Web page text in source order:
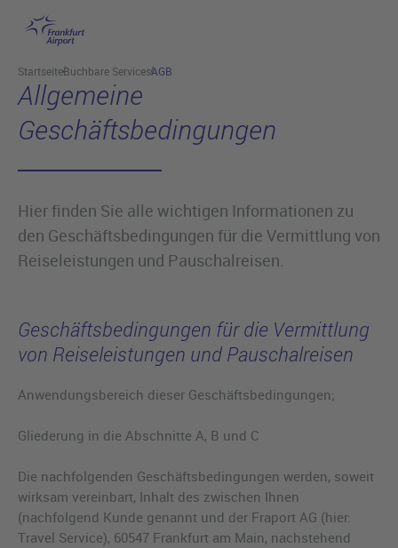
Hauptinhalt anspringen
StartseiteBuchbare ServicesAGB
Allgemeine
Geschäftsbedingungen
Hier finden Sie alle wichtigen Informationen zu
den Geschäftsbedingungen für die Vermittlung von
Reiseleistungen und Pauschalreisen.
Geschäftsbedingungen für die Vermittlung
von Reiseleistungen und Pauschalreisen
Anwendungsbereich dieser Geschäftsbedingungen;
Gliederung in die Abschnitte A, B und C
Die nachfolgenden Geschäftsbedingungen werden, soweit
wirksam vereinbart, Inhalt des zwischen Ihnen
(nachfolgend Kunde genannt und der Fraport AG (hier:
Travel Service), 60547 Frankfurt am Main, nachstehend